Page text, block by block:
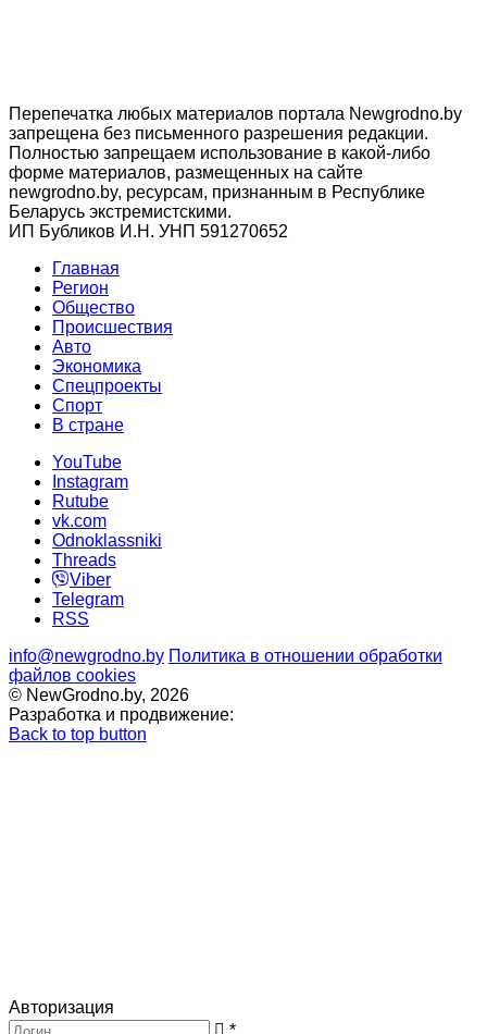
Перепечатка любых материалов портала Newgrodno.by
запрещена без письменного разрешения редакции.
Полностью запрещаем использование в какой-либо
форме материалов, размещенных на сайте
newgrodno.by, ресурсам, признанным в Республике
Беларусь экстремистскими.
ИП Бубликов И.Н. УНП 591270652
Главная
Регион
Общество
Происшествия
Авто
Экономика
Спецпроекты
Cпорт
В стране
YouTube
Instagram
Rutube
vk.com
Odnoklassniki
Threads
Viber
Telegram
RSS
info@newgrodno.by Политика в отношении обработки
файлов cookies
© NewGrodno.by, 2026
Разработка и продвижение:
Back to top button
Авторизация
*